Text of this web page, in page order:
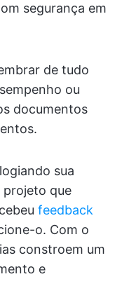
segurança em
de tudo
ou
documentos
sua
projeto que
feedback
o. Com o
constroem um
e